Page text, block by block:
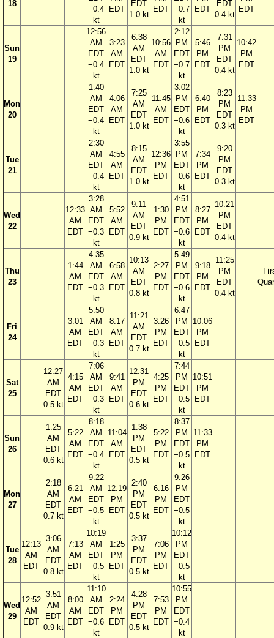
18
−0.4
kt
EDT
EDT
1.0 kt
EDT −0.7
kt
EDT
EDT
0.4 kt
EDT
Sun
19
12:56
AM
EDT
−0.4
kt
3:23
AM
EDT
6:38
AM
EDT
1.0 kt
10:56
AM
EDT
2:12
PM
EDT
−0.7
kt
5:46
PM
EDT
7:31
PM
EDT
0.4 kt
10:42
PM
EDT
Mon
20
1:40
AM
EDT
−0.4
kt
4:06
AM
EDT
7:25
AM
EDT
1.0 kt
11:45
AM
EDT
3:02
PM
EDT
−0.6
kt
6:40
PM
EDT
8:23
PM
EDT
0.3 kt
11:33
PM
EDT
Tue
21
2:30
AM
EDT
−0.4
kt
4:55
AM
EDT
8:15
AM
EDT
1.0 kt
12:36
PM
EDT
3:55
PM
EDT
−0.6
kt
7:34
PM
EDT
9:20
PM
EDT
0.3 kt
Wed
22
12:33
AM
EDT
3:28
AM
EDT
−0.3
kt
5:52
AM
EDT
9:11
AM
EDT
0.9 kt
1:30
PM
EDT
4:51
PM
EDT
−0.6
kt
8:27
PM
EDT
10:21
PM
EDT
0.4 kt
Thu
23
1:44
AM
EDT
4:35
AM
EDT
−0.3
kt
6:58
AM
EDT
10:13
AM
EDT
0.8 kt
2:27
PM
EDT
5:49
PM
EDT
−0.6
kt
9:18
PM
EDT
11:25
PM
EDT
0.4 kt
Fri
24
3:01
AM
EDT
5:50
AM
EDT
−0.3
kt
8:17
AM
EDT
11:21
AM
EDT
0.7 kt
3:26
PM
EDT
6:47
PM
EDT
−0.5
kt
10:06
PM
EDT
Sat
25
12:27
AM
EDT
0.5 kt
4:15
AM
EDT
7:06
AM
EDT
−0.3
kt
9:41
AM
EDT
12:31
PM
EDT
0.6 kt
4:25
PM
EDT
7:44
PM
EDT
−0.5
kt
10:51
PM
EDT
Sun
26
1:25
AM
EDT
0.6 kt
5:22
AM
EDT
8:18
AM
EDT
−0.4
kt
11:04
AM
EDT
1:38
PM
EDT
0.5 kt
5:22
PM
EDT
8:37
PM
EDT
−0.5
kt
11:33
PM
EDT
Mon
27
2:18
AM
EDT
0.7 kt
6:21
AM
EDT
9:22
AM
EDT
−0.5
kt
12:19
PM
EDT
2:40
PM
EDT
0.5 kt
6:16
PM
EDT
9:26
PM
EDT
−0.5
kt
Tue
28
12:13
AM
EDT
3:06
AM
EDT
0.8 kt
7:13
AM
EDT
10:19
AM
EDT
−0.5
kt
1:25
PM
EDT
3:37
PM
EDT
0.5 kt
7:06
PM
EDT
10:12
PM
EDT
−0.5
kt
Wed
29
12:52
AM
EDT
3:51
AM
EDT
0.9 kt
8:00
AM
EDT
11:10
AM
EDT
−0.6
kt
2:24
PM
EDT
4:28
PM
EDT
0.5 kt
7:53
PM
EDT
10:55
PM
EDT
−0.4
kt